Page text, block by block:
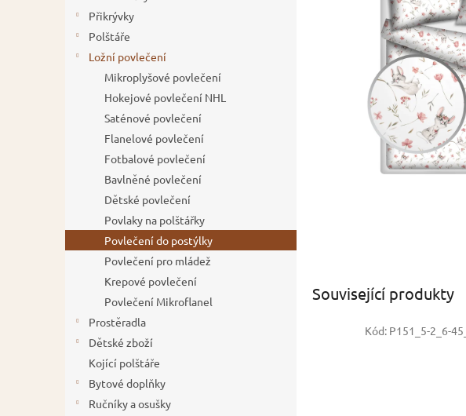
Přikrývky
Polštáře
Ložní povlečení
Mikroplyšové povlečení
Hokejové povlečení NHL
Saténové povlečení
Flanelové povlečení
Fotbalové povlečení
Bavlněné povlečení
Dětské povlečení
Povlaky na polštářky
Povlečení do postýlky
Povlečení pro mládež
Krepové povlečení
Povlečení Mikroflanel
Prostěradla
Dětské zboží
Kojící polštáře
Bytové doplňky
Ručníky a osušky
hvězdiček.
Související produkty
Kód: P151_5-2_6-45_